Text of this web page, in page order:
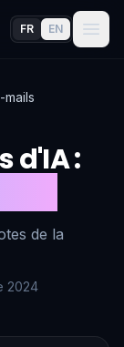
FR EN
d'IA :
de la
2024